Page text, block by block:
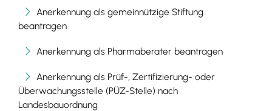
Anerkennung als gemeinnützige Stiftung
beantragen
Anerkennung als Pharmaberater beantragen
Anerkennung als Prüf-, Zertifizierung- oder
Überwachungsstelle (PÜZ-Stelle) nach
Landesbauordnung